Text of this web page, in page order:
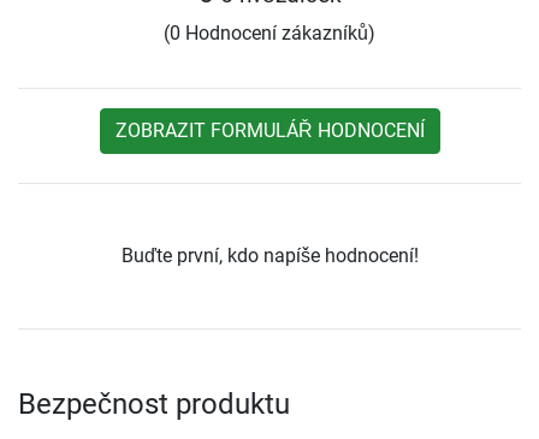
(0 Hodnocení zákazníků)
ZOBRAZIT FORMULÁŘ HODNOCENÍ
Buďte první, kdo napíše hodnocení!
Bezpečnost produktu